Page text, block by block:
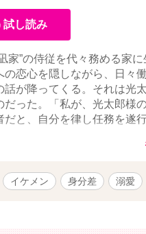
試し読み
家”の侍従を代々務める家
の恋心を隠しながら、日々
話が降ってくる。それは光
だった。「私が、光太郎様
だと、自分を律し任務を遂
イケメン 身分差 溺愛